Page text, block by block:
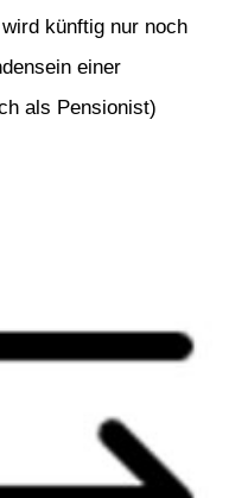
künftig nur noch
einer
als Pensionist)